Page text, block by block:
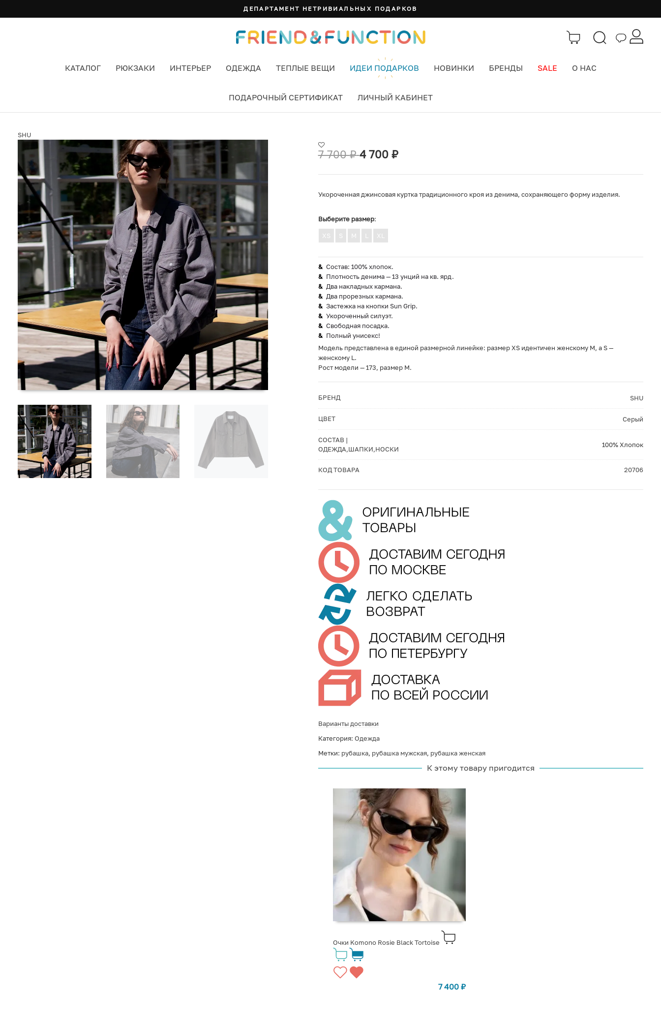
ДЕПАРТАМЕНТ НЕТРИВИАЛЬНЫХ ПОДАРКОВ
КАТАЛОГ РЮКЗАКИ ИНТЕРЬЕР ОДЕЖДА ТЕПЛЫЕ ВЕЩИ ИДЕИ ПОДАРКОВ НОВИНКИ БРЕНДЫ SALE О НАС
ПОДАРОЧНЫЙ СЕРТИФИКАТ ЛИЧНЫЙ КАБИНЕТ
SHU
7 700₽ 4 700 ₽
Укороченная джинсовая куртка традиционного кроя из денима, сохраняющего форму изделия.
Выберите размер:
XS S M XL
Состав: 100% хлопок.
Плотность денима — 13 унций на кв. ярд.
Два накладных кармана.
Два прорезных кармана.
Застежка на кнопки Sun Grip.
Укороченный силуэт.
Свободная посадка.
Полный унисекс!
Модель представлена в единой размерной линейке: размер XS идентичен женскому M, а S —
женскому L.
Рост модели — 173, размер M.
БРЕНД SHU
ЦВЕТ Серый
СОСТАВ |
ОДЕЖДА,ШАПКИ,НОСКИ
100% Хлопок
КОД ТОВАРА 20706
Варианты доставки
Категория: Одежда
Метки: рубашка, рубашка мужская, рубашка женская
К этому товару пригодится
Очки Komono Rosie Black Tortoise
7 400 ₽